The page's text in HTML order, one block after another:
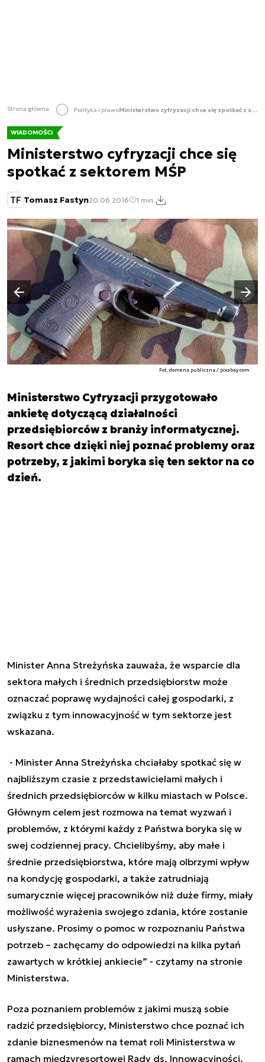
Strona główna Polityka i prawo Ministerstwo cyfryzacji chce się spotkać z sektorem MŚP
WIADOMOŚCI
Ministerstwo cyfryzacji chce się
spotkać z sektorem MŚP
TF Tomasz Fastyn20.06.2016 1 min.
Fot. domena publiczna / pixabay.com
Poprzedni slajd
Następny slajd
Ministerstwo Cyfryzacji przygotowało
ankietę dotyczącą działalności
przedsiębiorców z branży informatycznej.
Resort chce dzięki niej poznać problemy oraz
potrzeby, z jakimi boryka się ten sektor na co
dzień.
Minister Anna Streżyńska zauważa, że wsparcie dla
sektora małych i średnich przedsiębiorstw może
oznaczać poprawę wydajności całej gospodarki, z
związku z tym innowacyjność w tym sektorze jest
wskazana.
- Minister Anna Streżyńska chciałaby spotkać się w
najbliższym czasie z przedstawicielami małych i
średnich przedsiębiorców w kilku miastach w Polsce.
Głównym celem jest rozmowa na temat wyzwań i
problemów, z którymi każdy z Państwa boryka się w
swej codziennej pracy. Chcielibyśmy, aby małe i
średnie przedsiębiorstwa, które mają olbrzymi wpływ
na kondycję gospodarki, a także zatrudniają
sumarycznie więcej pracowników niż duże firmy, miały
możliwość wyrażenia swojego zdania, które zostanie
usłyszane. Prosimy o pomoc w rozpoznaniu Państwa
potrzeb – zachęcamy do odpowiedzi na kilka pytań
zawartych w krótkiej ankiecie” - czytamy na stronie
Ministerstwa.
Poza poznaniem problemów z jakimi muszą sobie
radzić przedsiębiorcy, Ministerstwo chce poznać ich
zdanie biznesmenów na temat roli Ministerstwa w
ramach międzyresortowej Rady ds. Innowacyjności.